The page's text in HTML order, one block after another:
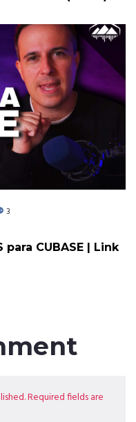
3
para CUBASE | Link
Required fields are